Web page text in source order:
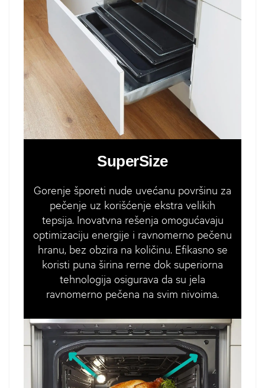
SuperSize
Gorenje šporeti nude uvećanu površinu za
pečenje uz korišćenje ekstra velikih
tepsija. Inovatvna rešenja omogućavaju
optimizaciju energije i ravnomerno pečenu
hranu, bez obzira na količinu. Efikasno se
koristi puna širina rerne dok superiorna
tehnologija osigurava da su jela
ravnomerno pečena na svim nivoima.